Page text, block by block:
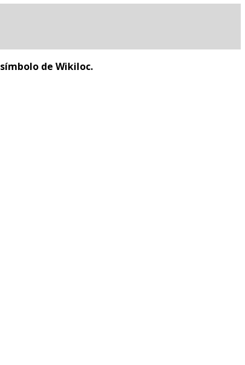
símbolo de Wikiloc.